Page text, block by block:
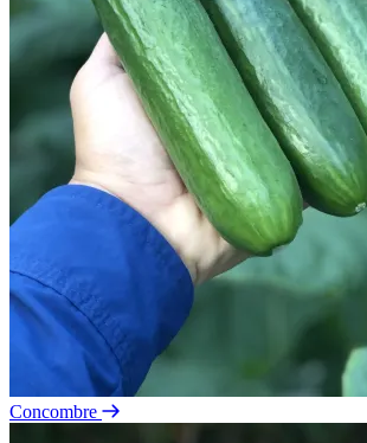
Concombre